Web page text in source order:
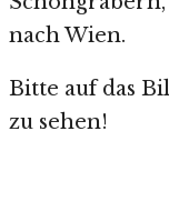
nach Wien.
Bitte auf das
zu sehen!